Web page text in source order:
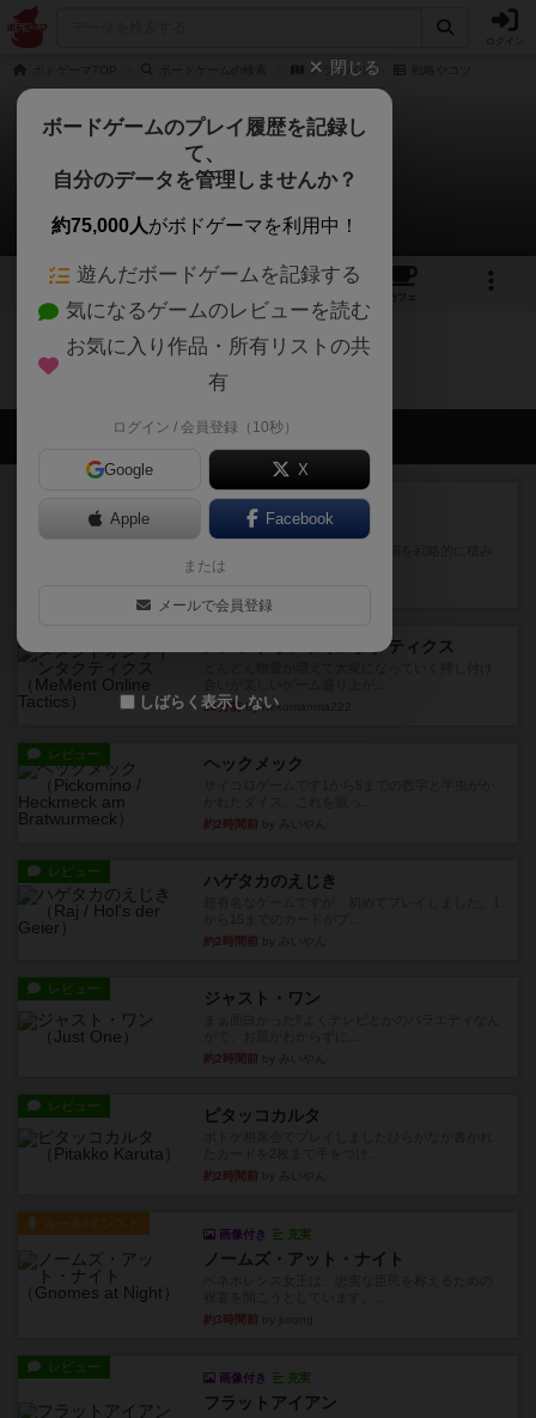
アライバル
アライバル
0件の戦略やコツ
1
カフェ
アライバルのトップに戻る
会員の新しい投稿
マーケットフレッシュ
重ねて在庫を最大化し、競合...
メメントオンラインタクティクス
25分前by nekomanma222
レビュー ヘックメック
約2時間前
レビュー ハゲタカのえじき
約2時間前
レビュー ジャスト・ワン
約2時間前
レビュー ピタッコカルタ
約2時間前
ルール/インスト
画像付き 充実
ノームズ・アット・ナイト
約3時間前
レビュー
画像付き 充実
フラットアイアン
閉じる
ボードゲームのプレイ履歴を記録し
て、
自分のデータを管理しませんか？
約75,000人がボドゲーマを利用中！
遊んだボードゲームを記録する
気になるゲームのレビューを読む
お気に入り作品・所有リストの共
有
ログイン / 会員登録（10秒）
Google X
Apple Facebook
または
メールで会員登録
しばらく表示しない